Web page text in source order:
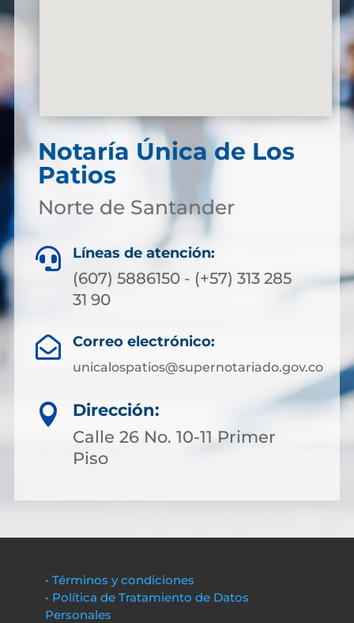
Notaría Única de Los
Patios
Norte de Santander
 Líneas de atención:
(607) 5886150 - (+57) 313 285
31 90
 Correo electrónico:
unicalospatios@supernotariado.gov.co

Dirección:
Calle 26 No. 10-11 Primer
Piso
• Términos y condiciones
• Política de Tratamiento de Datos
Personales